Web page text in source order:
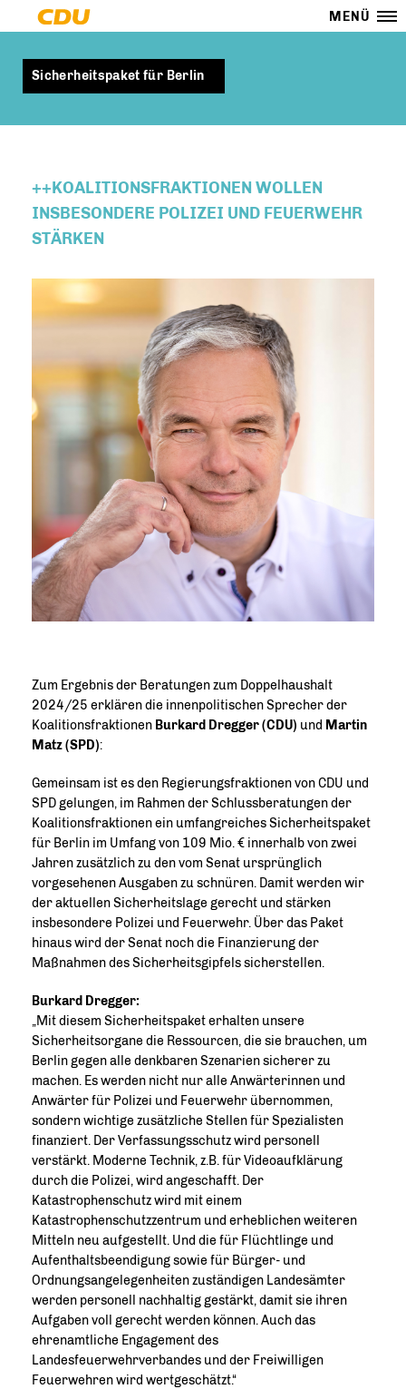
MENÜ
Sicherheitspaket für Berlin
++KOALITIONSFRAKTIONEN WOLLEN
INSBESONDERE POLIZEI UND FEUERWEHR
STÄRKEN
Zum Ergebnis der Beratungen zum Doppelhaushalt
2024/25 erklären die innenpolitischen Sprecher der
Koalitionsfraktionen Burkard Dregger (CDU) und Martin
Matz (SPD):
Gemeinsam ist es den Regierungsfraktionen von CDU und
SPD gelungen, im Rahmen der Schlussberatungen der
Koalitionsfraktionen ein umfangreiches Sicherheitspaket
für Berlin im Umfang von 109 Mio. € innerhalb von zwei
Jahren zusätzlich zu den vom Senat ursprünglich
vorgesehenen Ausgaben zu schnüren. Damit werden wir
der aktuellen Sicherheitslage gerecht und stärken
insbesondere Polizei und Feuerwehr. Über das Paket
hinaus wird der Senat noch die Finanzierung der
Maßnahmen des Sicherheitsgipfels sicherstellen.
Burkard Dregger:
Mit diesem Sicherheitspaket erhalten unsere
Sicherheitsorgane die Ressourcen, die sie brauchen, um
Berlin gegen alle denkbaren Szenarien sicherer zu
machen. Es werden nicht nur alle Anwärterinnen und
Anwärter für Polizei und Feuerwehr übernommen,
sondern wichtige zusätzliche Stellen für Spezialisten
finanziert. Der Verfassungsschutz wird personell
verstärkt. Moderne Technik, z.B. für Videoaufklärung
durch die Polizei, wird angeschafft. Der
Katastrophenschutz wird mit einem
Katastrophenschutzzentrum und erheblichen weiteren
Mitteln neu aufgestellt. Und die für Flüchtlinge und
Aufenthaltsbeendigung sowie für Bürger- und
Ordnungsangelegenheiten zuständigen Landesämter
werden personell nachhaltig gestärkt, damit sie ihren
Aufgaben voll gerecht werden können. Auch das
ehrenamtliche Engagement des
Landesfeuerwehrverbandes und der Freiwilligen
Feuerwehren wird wertgeschätzt.“